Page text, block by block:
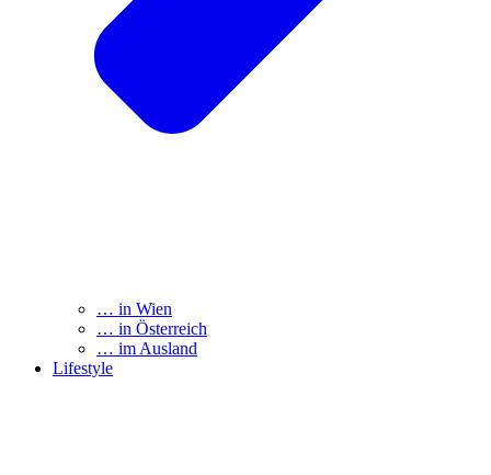
… in Wien
… in Österreich
… im Ausland
Lifestyle